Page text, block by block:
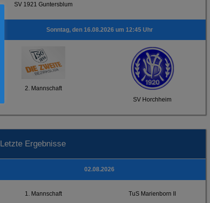
SV 1921 Guntersblum
Sonntag, den 16.08.2026 um 12:45 Uhr
2. Mannschaft
SV Horchheim
Letzte Ergebnisse
02.08.2026
1. Mannschaft TuS Marienborn II